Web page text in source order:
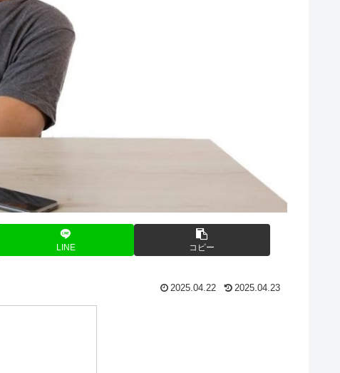
LINE コピー
2025.04.22 2025.04.23